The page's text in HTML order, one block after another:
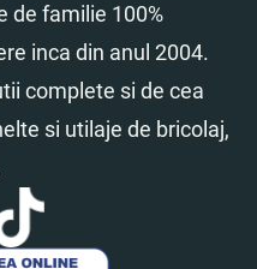
de familie 100%
inca din anul 2004.
complete si de cea
si utilaje de bricolaj,